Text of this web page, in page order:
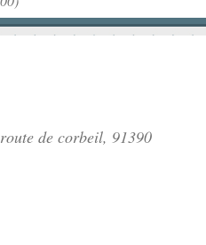
route de corbeil, 91390